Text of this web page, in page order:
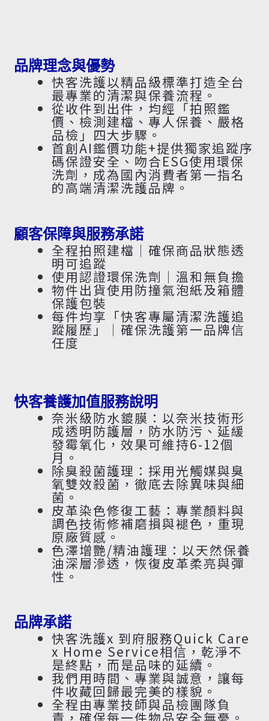
品牌理念與優勢
快客洗護以精品級標準打造全台
最專業的清潔與保養流程。
從收件到出件，均經「拍照鑑
價、檢測建檔、專人保養、嚴格
品檢」四大步驟。
首創AI鑑價功能+提供獨家追蹤序
碼保證安全、吻合ESG使用環保
洗劑，成為國內消費者第一指名
的高端清潔洗護品牌。
顧客保障與服務承諾
全程拍照建檔｜確保商品狀態透
明可追蹤
使用認證環保洗劑｜溫和無負擔
物件出貨使用防撞氣泡紙及箱體
保護包裝
每件均享「快客專屬清潔洗護追
蹤履歷」｜確保洗護第一品牌信
任度
快客養護加值服務說明
奈米級防水鍍膜：以奈米技術形
成透明防護層，防水防污、延緩
發霉氧化，效果可維持6-12個
月。
除臭殺菌護理：採用光觸媒與臭
氧雙效殺菌，徹底去除異味與細
菌。
皮革染色修復工藝：專業顏料與
調色技術修補磨損與褪色，重現
原廠質感。
色澤增艷/精油護理：以天然保養
油深層滲透，恢復皮革柔亮與彈
性。
品牌承諾
快客洗護x 到府服務Quick Care
x Home Service相信，乾淨不
是終點，而是品味的延續。
我們用時間、專業與誠意，讓每
件收藏回歸最完美的樣貌。
全程由專業技師與品檢團隊負
責，確保每一件物品安全無憂。